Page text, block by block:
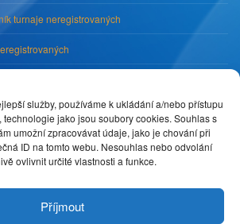
služby, používáme k ukládání a/nebo přístupu
technologie jako jsou soubory cookies. Souhlas s
umožní zpracovávat údaje, jako je chování při
ID na tomto webu. Nesouhlas nebo odvolání
ovlivnit určité vlastnosti a funkce.
Příjmout
turnaje neregistrovaných
SKK Primátor Náchod“